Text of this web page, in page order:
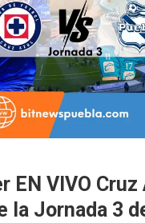
EN VIVO
la Jornada 3